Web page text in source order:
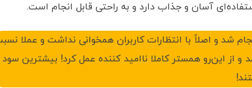
آسان و جذاب دارد و به راحتی قابل انجام است.
شد و اصلاً با انتظارات کاربران همخوانی نداشت و عملا
از این‌رو همستر کاملا ناامید کننده عمل کرد! بیشترین سود